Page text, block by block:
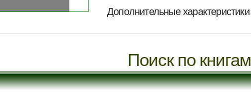
Дополнительные характеристики
Поиск по книгам